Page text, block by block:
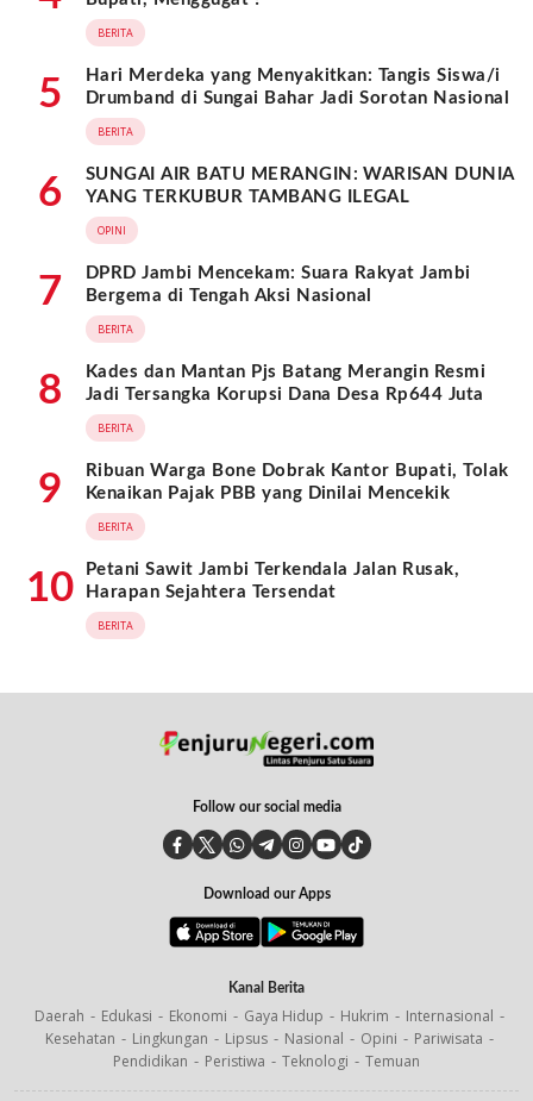
BERITA
5
Hari Merdeka yang Menyakitkan: Tangis Siswa/i
Drumband di Sungai Bahar Jadi Sorotan Nasional
BERITA
6
SUNGAI AIR BATU MERANGIN: WARISAN DUNIA
YANG TERKUBUR TAMBANG ILEGAL
OPINI
7
DPRD Jambi Mencekam: Suara Rakyat Jambi
Bergema di Tengah Aksi Nasional
BERITA
8
Kades dan Mantan Pjs Batang Merangin Resmi
Jadi Tersangka Korupsi Dana Desa Rp644 Juta
BERITA
9
Ribuan Warga Bone Dobrak Kantor Bupati, Tolak
Kenaikan Pajak PBB yang Dinilai Mencekik
BERITA
10
Petani Sawit Jambi Terkendala Jalan Rusak,
Harapan Sejahtera Tersendat
BERITA
Follow our social media
Download our Apps
Kanal Berita
Daerah Edukasi Ekonomi Gaya Hidup Hukrim
Internasional
Kesehatan
Lingkungan Lipsus Nasional Opini
Pariwisata
Pendidikan
Peristiwa Teknologi Temuan